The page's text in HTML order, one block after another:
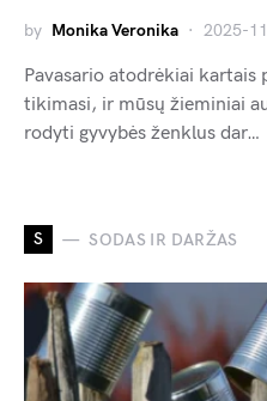
by Monika Veronika 2025-
Pavasario atodrėkiai kartais
tikimasi, ir mūsų žieminiai
rodyti gyvybės ženklus dar…
S SODAS IR DARŽAS